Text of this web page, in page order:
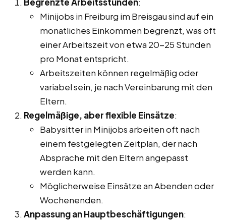
Minijobs in Freiburg im Breisgau sind auf ein
monatliches Einkommen begrenzt, was oft
einer Arbeitszeit von etwa 20-25 Stunden
pro Monat entspricht.
Arbeitszeiten können regelmäßig oder
variabel sein, je nach Vereinbarung mit den
Eltern.
Regelmäßige, aber flexible Einsätze:
Babysitter in Minijobs arbeiten oft nach
einem festgelegten Zeitplan, der nach
Absprache mit den Eltern angepasst
werden kann.
Möglicherweise Einsätze an Abenden oder
Wochenenden.
Anpassung an Hauptbeschäftigungen: